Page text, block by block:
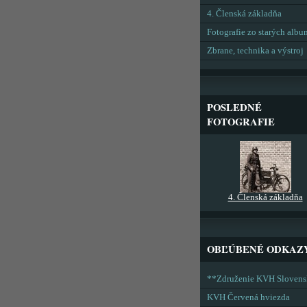
4. Členská základňa
Fotografie zo starých
Zbrane, technika a výstroj
POSLEDNÉ
FOTOGRAFIE
4. Členská základňa
OBĽÚBENÉ
**Združenie KVH
KVH Červená hviezda